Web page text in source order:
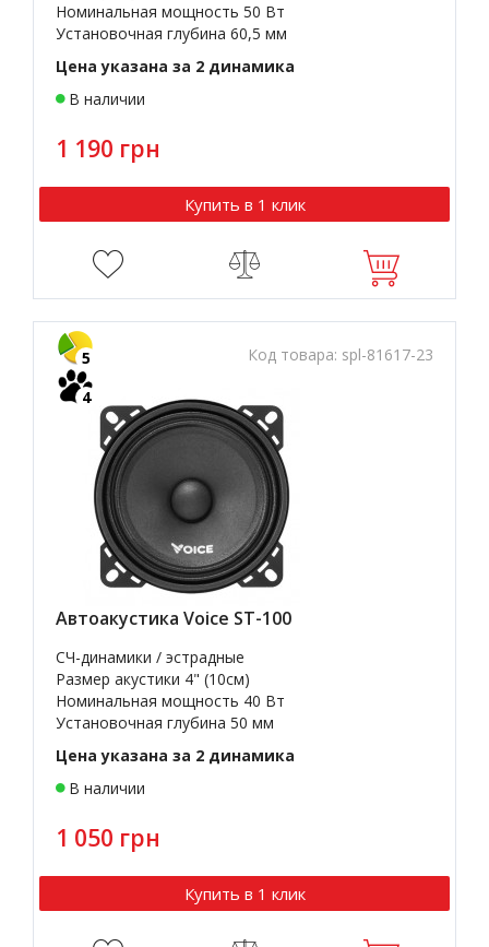
Номинальная мощность 50 Вт
Установочная глубина 60,5 мм
Цена указана за 2 динамика
В наличии
1 190 грн
Купить в 1 клик
Код товара: spl-81617-23
5
4
Автоакустика Voice ST-100
СЧ-динамики / эстрадные
Размер акустики 4" (10см)
Номинальная мощность 40 Вт
Установочная глубина 50 мм
Цена указана за 2 динамика
В наличии
1 050 грн
Купить в 1 клик